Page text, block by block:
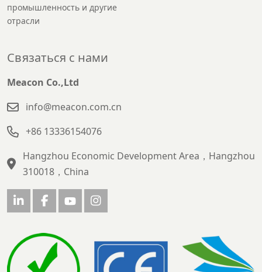
промышленность и другие
отрасли
Связаться с нами
Meacon Co.,Ltd
info@meacon.com.cn
+86 13336154076
Hangzhou Economic Development Area，Hangzhou
310018，China